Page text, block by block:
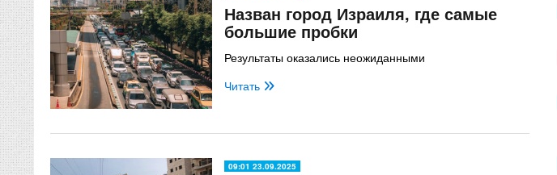
Назван город Израиля, где самые
большие пробки
Результаты оказались неожиданными
Читать
09:01 23.09.2025